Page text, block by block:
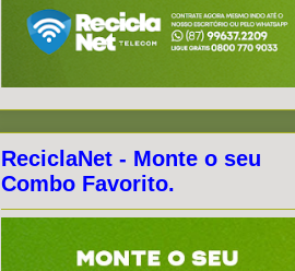
ReciclaNet - Monte o seu
Combo Favorito.